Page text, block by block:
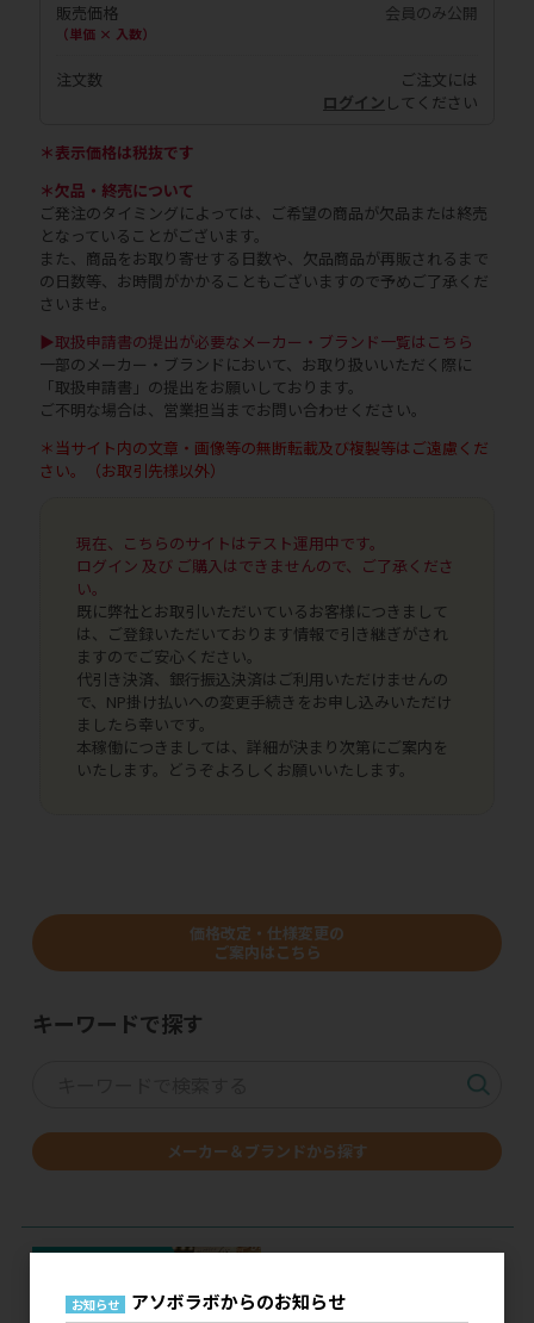
販売価格
（単価 × 入数）
会員のみ公開
注文数
ご注文には
ログイン してください
＊表示価格は税抜です
＊欠品・終売について
ご発注のタイミングによっては、ご希望の商品が欠品または終売
となっていることがございます。
また、商品をお取り寄せする日数や、欠品商品が再販されるまで
の日数等、お時間がかかることもございますので予めご了承くだ
さいませ。
▶取扱申請書の提出が必要なメーカー・ブランド一覧はこちら
一部のメーカー・ブランドにおいて、お取り扱いいただく際に
「取扱申請書」の提出をお願いしております。
ご不明な場合は、営業担当までお問い合わせください。
＊当サイト内の文章・画像等の無断転載及び複製等はご遠慮くだ
さい。（お取引先様以外）
現在、こちらのサイトはテスト運用中です。
ログイン 及び ご購入はできませんので、ご了承くださ
い。
既に弊社とお取引いただいているお客様につきまして
は、ご登録いただいております情報で引き継ぎがされ
ますのでご安心ください。
代引き決済、銀行振込決済はご利用いただけませんの
で、NP掛け払いへの変更手続きをお申し込みいただけ
ましたら幸いです。
本稼働につきましては、詳細が決まり次第にご案内を
いたします。どうぞよろしくお願いいたします。
価格改定・仕様変更の
ご案内はこちら
キーワードで探す
メーカー＆ブランドから探す
お知らせ アソボラボからのお知らせ